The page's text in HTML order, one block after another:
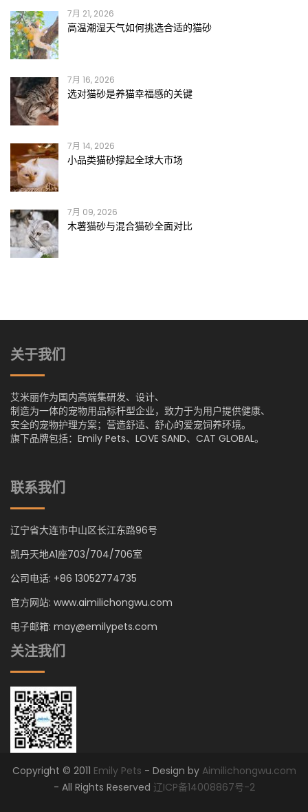
7月 21, 2026
高温潮湿天气如何挑选合适的猫砂
7月 16, 2026
选对猫砂是养猫幸福感的关键
7月 14, 2026
小品类猫砂撑起全球大市场
7月 09, 2026
木薯猫砂与混合猫砂全面对比
关于我们
艾米丽作为国内高端集研发、设计、
制造为一体的宠物用品标杆型企业，致力于为用户提供健康、
安全的宠物护理方案；营造舒适、舒心的爱宠饲养环境。
旗下品牌包括：Emily Pets、LOVE SAND、CAT GLOBAL。
联系我们
辽宁省大连市中山区长江东路96号
凯丹天地A1座703/704/706室
公司电话: +86 13052774735
官方网站: www.aimilichongwu.com
电子邮箱: may@emilypets.com
关注我们
Copyright © 2011 Emily Pets - Design by Aimilichongwu.com
- All Rights Reserved 辽ICP备14008867号-2